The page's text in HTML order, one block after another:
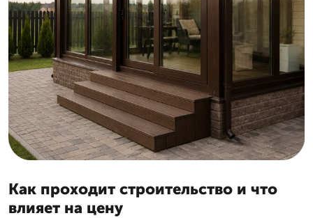
Как проходит строительство и что
влияет на цену